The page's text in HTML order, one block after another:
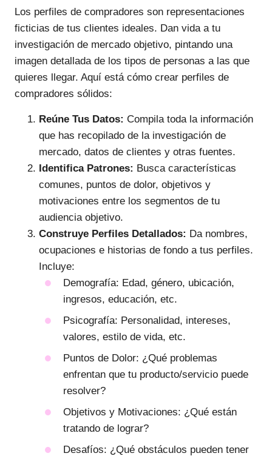
Los perfiles de compradores son representaciones
ficticias de tus clientes ideales. Dan vida a tu
investigación de mercado objetivo, pintando una
imagen detallada de los tipos de personas a las que
quieres llegar. Aquí está cómo crear perfiles de
compradores sólidos:
Reúne Tus Datos: Compila toda la información
que has recopilado de la investigación de
mercado, datos de clientes y otras fuentes.
Identifica Patrones: Busca características
comunes, puntos de dolor, objetivos y
motivaciones entre los segmentos de tu
audiencia objetivo.
Construye Perfiles Detallados: Da nombres,
ocupaciones e historias de fondo a tus perfiles.
Incluye:
Demografía: Edad, género, ubicación,
ingresos, educación, etc.
Psicografía: Personalidad, intereses,
valores, estilo de vida, etc.
Puntos de Dolor: ¿Qué problemas
enfrentan que tu producto/servicio puede
resolver?
Objetivos y Motivaciones: ¿Qué están
tratando de lograr?
Desafíos: ¿Qué obstáculos pueden tener